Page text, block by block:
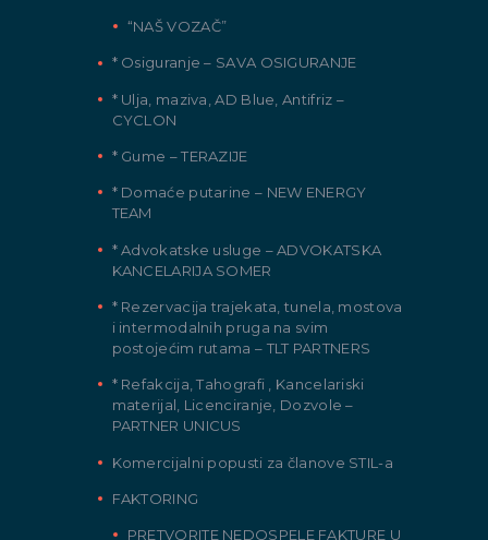
“NAŠ VOZAČ”
* Osiguranje – SAVA OSIGURANJE
* Ulja, maziva, AD Blue, Antifriz –
CYCLON
* Gume – TERAZIJE
* Domaće putarine – NEW ENERGY
TEAM
* Advokatske usluge – ADVOKATSKA
KANCELARIJA SOMER
* Rezervacija trajekata, tunela, mostova
i intermodalnih pruga na svim
postojećim rutama – TLT PARTNERS
* Refakcija, Tahografi , Kancelariski
materijal, Licenciranje, Dozvole –
PARTNER UNICUS
Komercijalni popusti za članove STIL-a
FAKTORING
PRETVORITE NEDOSPELE FAKTURE U